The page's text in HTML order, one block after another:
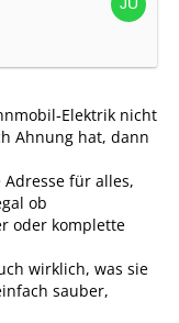
nicht
Ahnung hat, dann
Adresse für alles,
ob
oder komplette
wirklich, was sie
sauber,